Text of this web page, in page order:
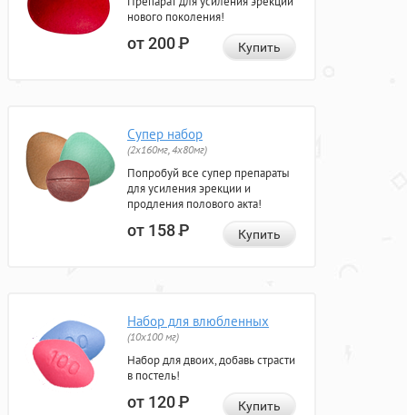
нового поколения!
от 200Р Купить
Супер набор
(2х160мг, 4х80мг)
Попробуй все супер препараты
для усиления эрекции и
продления полового акта!
от 158Р Купить
Набор для влюбленных
(10х100 мг)
Набор для двоих, добавь страсти
в постель!
от 120Р Купить